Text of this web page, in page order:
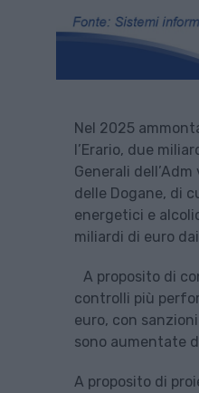
Nel 2025
l’Erario, due
Generali
delle Dogane, di
energetici e
miliardi di euro
A proposito di
controlli più
euro, con
sono aumentate
A proposito di